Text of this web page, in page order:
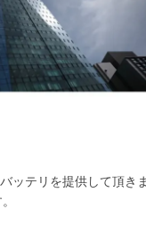
ッテリを提供して頂き